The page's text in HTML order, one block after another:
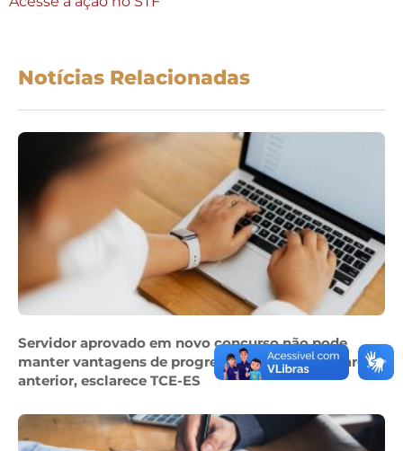
Notícias Relacionadas
Servidor aprovado em novo concurso não pode
manter vantagens de progressão obtidas em cargo
anterior, esclarece TCE-ES